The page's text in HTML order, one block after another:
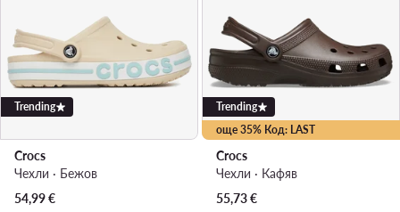
Trending
Crocs
Чехли · Бежов
54,99€
още 35% Код: LAST
Trending
Crocs
Чехли · Кафяв
55,73€